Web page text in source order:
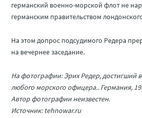
германский военно-морской флот не
германским правительством
На этом допрос подсудимого Редера
на вечернее заседание.
На фотографии: Эрих Редер, достигший
любого морского офицера.. Германия,
Автор фотографии неизвестен.
Источник: tehnowar.ru